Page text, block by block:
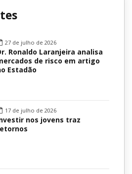
27 de julho de 2026
Ronaldo Laranjeira analisa
de risco em artigo
Estadão
17 de julho de 2026
nos jovens traz